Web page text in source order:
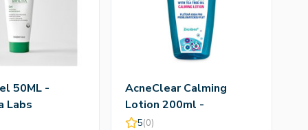
50ML -
Labs
AcneClear Calming
Lotion 200ml -
Dermacol
5(0)